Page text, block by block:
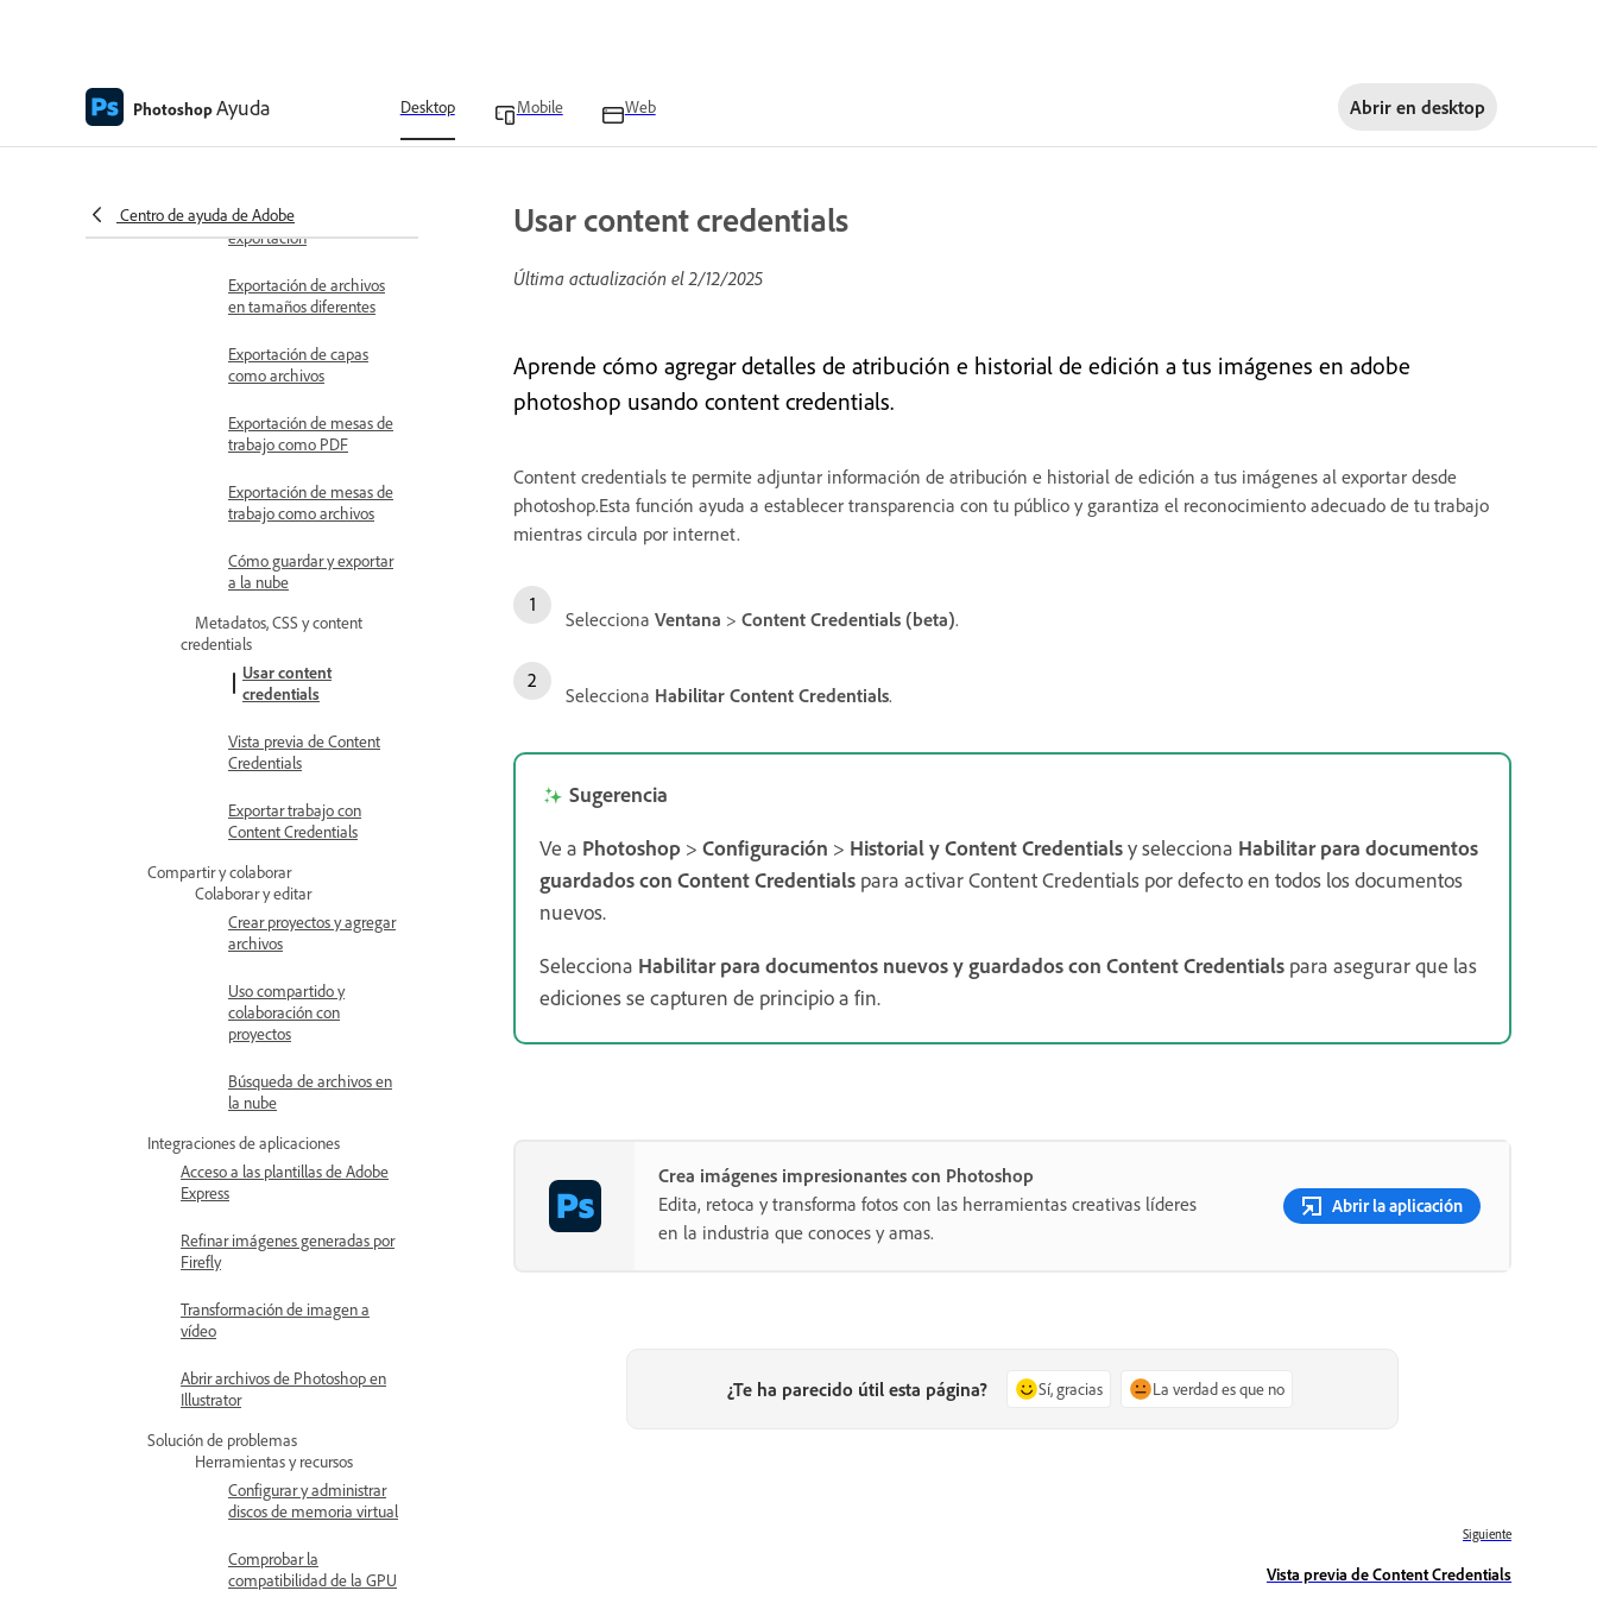
PhotoshopAyuda Desktop Mobile Web Abrir en desktop
Centro de ayuda de Adobe
Ajusta la Configuración de
exportación con Export As
de ubicación de
exportación
Exportación de archivos
en tamaños diferentes
Exportación de capas
como archivos
Exportación de mesas de
trabajo como PDF
Exportación de mesas de
trabajo como archivos
Cómo guardar y exportar
a la nube
Metadatos, CSS y content
credentials
Usar content
credentials
Vista previa de Content
Credentials
Exportar trabajo con
Content Credentials
Compartir y colaborar
Colaborar y editar
Crear proyectos y agregar
archivos
Uso compartido y
colaboración con
proyectos
Búsqueda de archivos en
la nube
Integraciones de aplicaciones
Acceso a las plantillas de Adobe
Express
Refinar imágenes generadas por
Firefly
Transformación de imagen a
vídeo
Abrir archivos de Photoshop en
Illustrator
Solución de problemas
Herramientas y recursos
Configurar y administrar
discos de memoria virtual
Comprobar la
compatibilidad de la GPU
Usar content credentials
Última actualización el2/12/2025
Aprende cómo agregar detalles de atribución e historial de edición a tus imágenes en adobe
photoshop usando content credentials.
Content credentials te permite adjuntar información de atribución e historial de edición a tus imágenes al exportar desde
photoshop.Esta función ayuda a establecer transparencia con tu público y garantiza el reconocimiento adecuado de tu trabajo
mientras circula por internet.
Selecciona Ventana > Content Credentials (beta).
Selecciona Habilitar Content Credentials.
Sugerencia
Ve a Photoshop > Configuración > Historial y Content Credentialsy selecciona Habilitar para documentos
guardados con Content Credentials para activar Content Credentials por defecto en todos los documentos
nuevos.
Selecciona Habilitar para documentos nuevos y guardados con Content Credentials para asegurar que las
ediciones se capturen de principio a fin.
Crea imágenes impresionantes con Photoshop
Edita, retoca y transforma fotos con las herramientas creativas líderes
en la industria que conoces y amas.
Abrir la aplicación
¿Te ha parecido útil esta página? Sí, gracias La verdad es que no
Siguiente
Vista previa de Content Credentials